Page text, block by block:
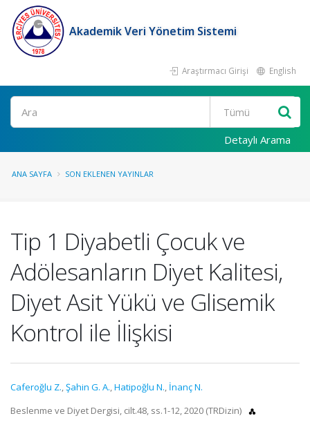
Akademik Veri Yönetim Sistemi
Araştırmacı Girişi English
Ara
Detaylı Arama
ANA SAYFA SON EKLENEN YAYINLAR
Tip 1 Diyabetli Çocuk ve
Adölesanların Diyet Kalitesi,
Diyet Asit Yükü ve Glisemik
Kontrol ile İlişkisi
Caferoğlu Z.,Şahin G. A.,Hatipoğlu N., İnanç N.
Beslenme ve Diyet Dergisi, cilt.48, ss.1-12, 2020 (TRDizin)